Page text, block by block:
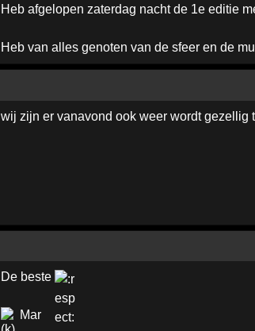
Heb afgelopen zaterdag nacht de 1e editie
Heb van alles genoten van de sfeer en de
wij zijn er vanavond ook weer wordt gezellig
De beste
Mar